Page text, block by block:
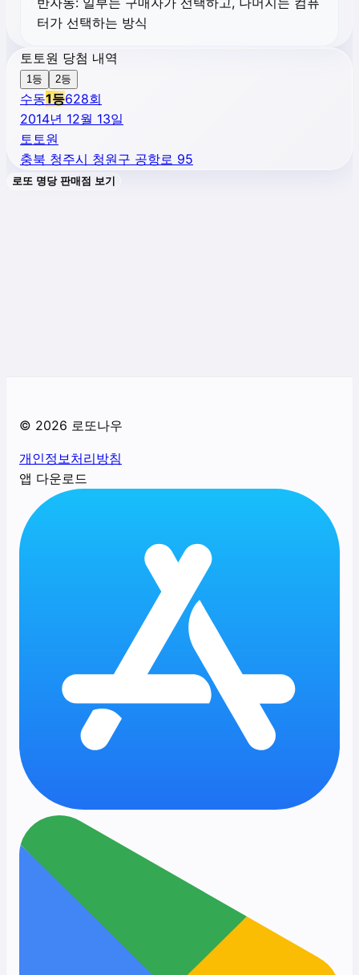
터가 선택하는 방식
토토원 당첨 내역
1등 2등
수동1등628회
2014년 12월 13일
토토원
충북 청주시 청원구 공항로 95
로또 명당 판매점 보기
© 2026 로또나우
개인정보처리방침
앱 다운로드